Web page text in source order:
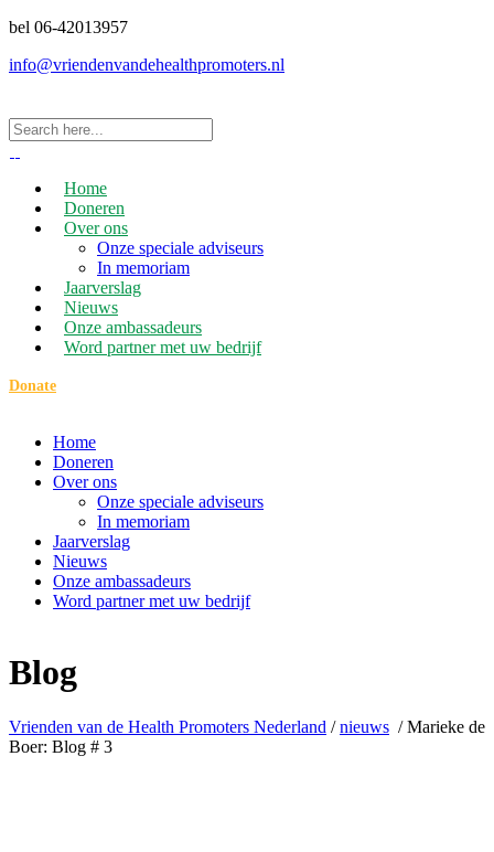
bel 06-42013957
info@vriendenvandehealthpromoters.nl
Home
Doneren
Over ons
Onze speciale adviseurs
In memoriam
Jaarverslag
Nieuws
Onze ambassadeurs
Word partner met uw bedrijf
Donate
Home
Doneren
Over ons
Onze speciale adviseurs
In memoriam
Jaarverslag
Nieuws
Onze ambassadeurs
Word partner met uw bedrijf
Blog
Vrienden van de Health Promoters Nederland /nieuws /Marieke de
Boer: Blog # 3